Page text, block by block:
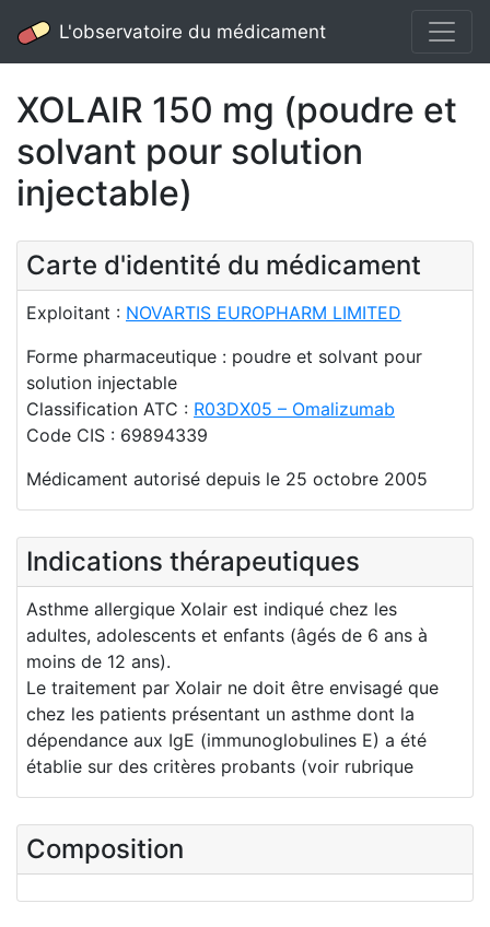
L'observatoire du médicament
XOLAIR 150 mg (poudre et
solvant pour solution
injectable)
Carte d'identité du médicament
Exploitant : NOVARTIS EUROPHARM LIMITED
Forme pharmaceutique : poudre et solvant pour
solution injectable
Classification ATC : R03DX05 – Omalizumab
Code CIS : 69894339
Médicament autorisé depuis le 25 octobre 2005
Indications thérapeutiques
Asthme allergique Xolair est indiqué chez les
adultes, adolescents et enfants (âgés de 6 ans à
moins de 12 ans).
Le traitement par Xolair ne doit être envisagé que
chez les patients présentant un asthme dont la
dépendance aux IgE (immunoglobulines E) a été
établie sur des critères probants (voir rubrique
Composition